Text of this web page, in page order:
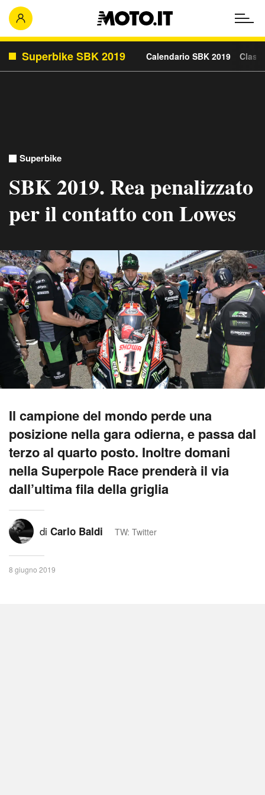
Superbike SBK 2019 Calendario SBK 2019
Superbike
SBK 2019. Rea penalizzato
per il contatto con Lowes
Il campione del mondo perde una
posizione nella gara odierna, e passa dal
terzo al quarto posto. Inoltre domani
nella Superpole Race prenderà il via
dall’ultima fila della griglia
di Carlo Baldi TW: Twitter
8 giugno 2019